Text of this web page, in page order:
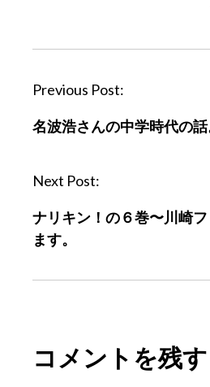
P
s
n
v
i
o
Previous Post:
名波浩さんの中学時代の話
Next Post:
ナリキン！の６巻〜川崎
ます。
コメントを残す